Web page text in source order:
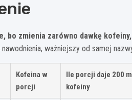
bo zmienia zarówno dawkę
ważniejszy od samej
Kofeina w
porcji
Ile porcji daje 200
kofeiny